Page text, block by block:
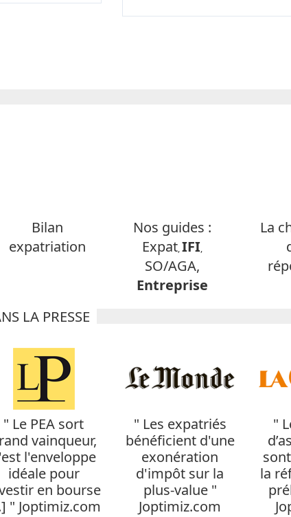
Bilan
expatriation
Nos guides :
Expat,IFI,
SO/AGA,
Entreprise
La
LA PRESSE
" Le PEA sort
vainqueur,
l'enveloppe
idéale pour
en bourse
" Joptimiz.com
" Les expatriés
bénéficient d'une
exonération
d'impôt sur la
plus-value "
Joptimiz.com
"
la